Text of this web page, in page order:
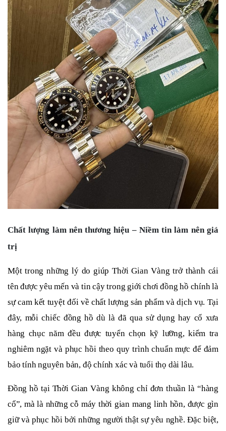
Chất lượng làm nên thương hiệu – Niềm tin làm nên giá
trị
Một trong những lý do giúp Thời Gian Vàng trở thành cái
tên được yêu mến và tin cậy trong giới chơi đồng hồ chính là
sự cam kết tuyệt đối về chất lượng sản phẩm và dịch vụ. Tại
đây, mỗi chiếc đồng hồ dù là đã qua sử dụng hay cổ xưa
hàng chục năm đều được tuyển chọn kỹ lưỡng, kiểm tra
nghiêm ngặt và phục hồi theo quy trình chuẩn mực để đảm
bảo tính nguyên bản, độ chính xác và tuổi thọ dài lâu.
Đồng hồ tại Thời Gian Vàng không chỉ đơn thuần là “hàng
cổ”, mà là những cỗ máy thời gian mang linh hồn, được gìn
giữ và phục hồi bởi những người thật sự yêu nghề. Đặc biệt,